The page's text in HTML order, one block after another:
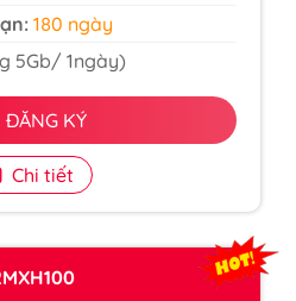
180 ngày
5Gb/ 1ngày)
KÝ
Chi tiết